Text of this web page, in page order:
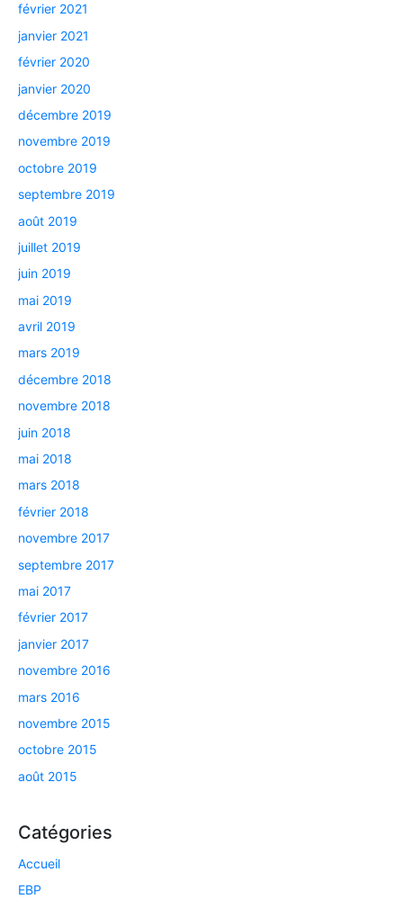
février 2021
janvier 2021
février 2020
janvier 2020
décembre 2019
novembre 2019
octobre 2019
septembre 2019
août 2019
juillet 2019
juin 2019
mai 2019
avril 2019
mars 2019
décembre 2018
novembre 2018
juin 2018
mai 2018
mars 2018
février 2018
novembre 2017
septembre 2017
mai 2017
février 2017
janvier 2017
novembre 2016
mars 2016
novembre 2015
octobre 2015
août 2015
Catégories
Accueil
EBP